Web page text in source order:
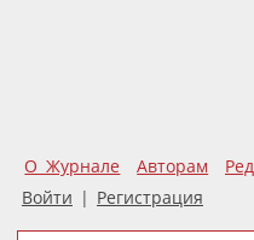
О Журнале Авторам
Войти | Регистрация